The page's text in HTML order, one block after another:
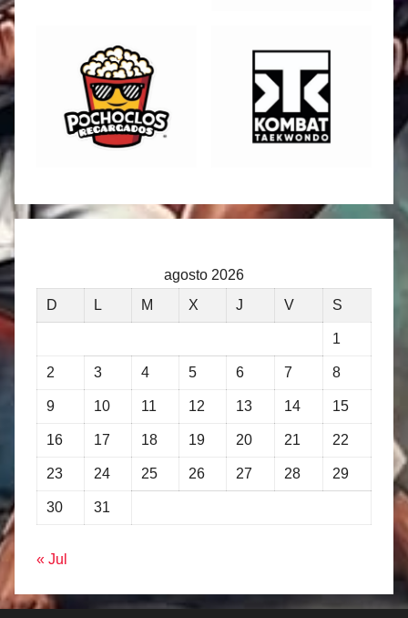
agosto 2026
D
L M X J V S
1
2 3 4 5 6 7 8
9 10 11 12 13 14 15
16 17 18 19 20 21 22
23 24 25 26 27 28 29
30 31
« Jul